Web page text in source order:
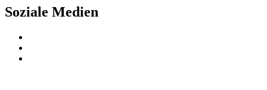
Soziale Medien